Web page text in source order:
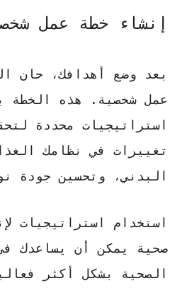
إنشاء خطة عمل
بعد وضع أهدافك، حان
عمل شخصية. هذه الخطة
استراتيجيات محددة
تغييرات في نظامك
البدني، وتحسين جودة
استخدام
استراتيجيات
صحية يمكن أن يساعدك
الصحية بشكل أكثر